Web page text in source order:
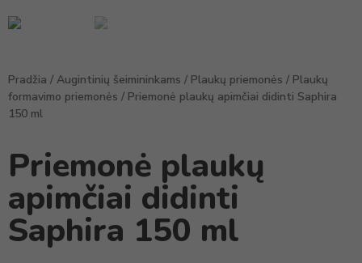
Pradžia / Augintinių šeimininkams / Plaukų priemonės / Plaukų
formavimo priemonės / Priemonė plaukų apimčiai didinti Saphira
150 ml
Priemonė plaukų
apimčiai didinti
Saphira 150 ml